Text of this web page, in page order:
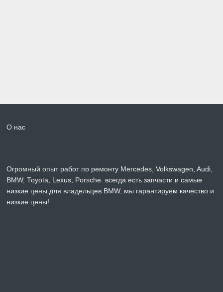
О нас
Огромный опыт работ по ремонту Mercedes, Volkswagen, Audi,
BMW, Toyota, Lexus, Porsche. всегда есть запчасти и самые
низкие цены для владельцев BMW, мы гарантируем качество и
низкие цены!